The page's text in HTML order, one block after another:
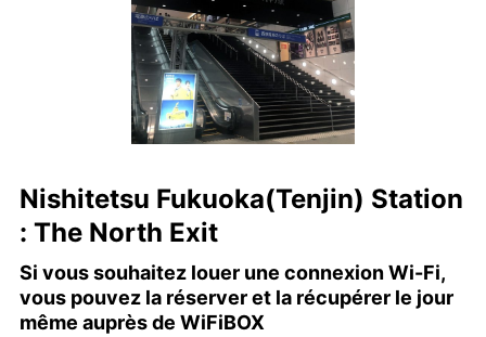
Nishitetsu Fukuoka(Tenjin) Station
: The North Exit
Si vous souhaitez louer une connexion Wi-Fi,
vous pouvez la réserver et la récupérer le jour
même auprès de WiFiBOX